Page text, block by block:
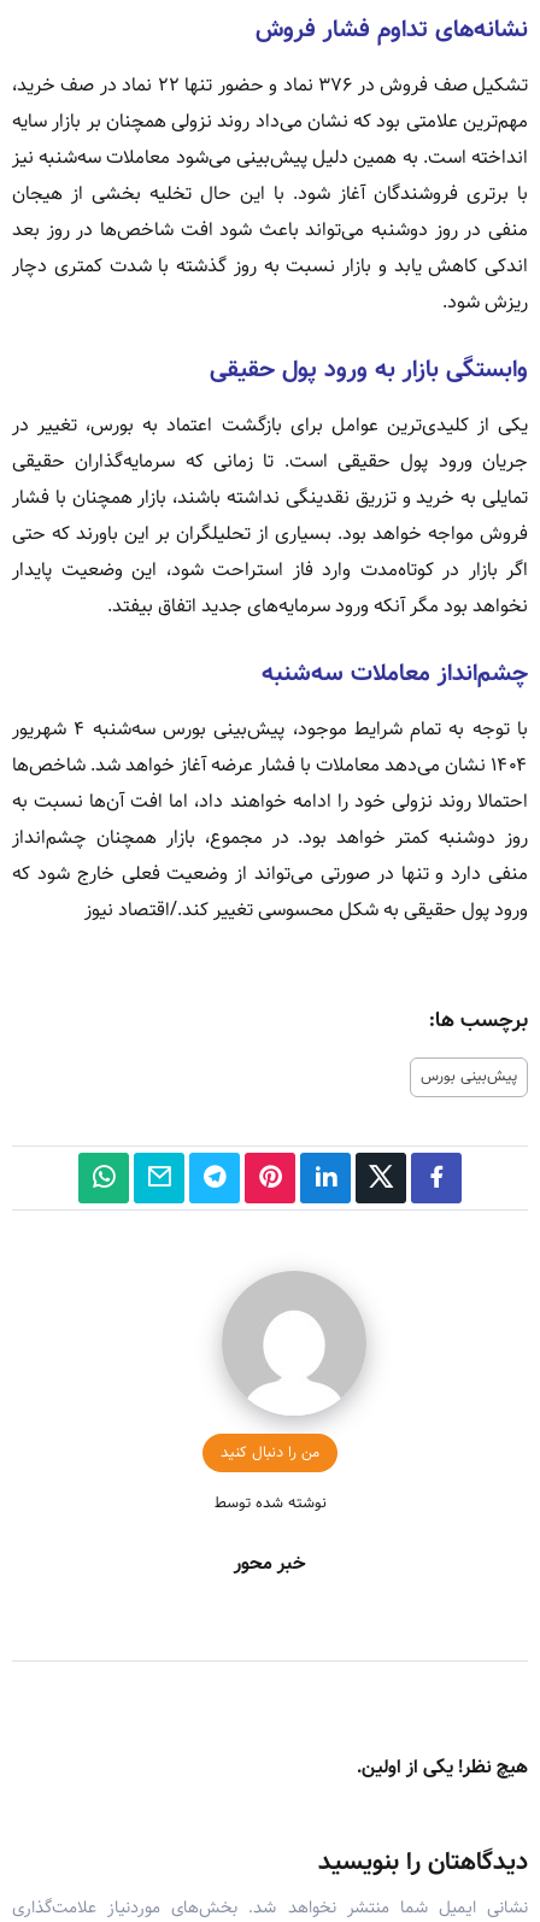
نشانه‌های تداوم فشار فروش
تشکیل صف فروش در ۳۷۶ نماد و حضور تنها ۲۲ نماد در صف خرید،
مهم‌ترین علامتی بود که نشان می‌داد روند نزولی همچنان بر بازار سایه
انداخته است. به همین دلیل پیش‌بینی می‌شود معاملات سه‌شنبه نیز
با برتری فروشندگان آغاز شود. با این حال تخلیه بخشی از هیجان
منفی در روز دوشنبه می‌تواند باعث شود افت شاخص‌ها در روز بعد
اندکی کاهش یابد و بازار نسبت به روز گذشته با شدت کمتری دچار
ریزش شود.
وابستگی بازار به ورود پول حقیقی
یکی از کلیدی‌ترین عوامل برای بازگشت اعتماد به بورس، تغییر در
جریان ورود پول حقیقی است. تا زمانی که سرمایه‌گذاران حقیقی
تمایلی به خرید و تزریق نقدینگی نداشته باشند، بازار همچنان با فشار
فروش مواجه خواهد بود. بسیاری از تحلیلگران بر این باورند که حتی
اگر بازار در کوتاه‌مدت وارد فاز استراحت شود، این وضعیت پایدار
نخواهد بود مگر آنکه ورود سرمایه‌های جدید اتفاق بیفتد.
چشم‌انداز معاملات سه‌شنبه
با توجه به تمام شرایط موجود، پیش‌بینی بورس سه‌شنبه ۴ شهریور
۱۴۰۴ نشان می‌دهد معاملات با فشار عرضه آغاز خواهد شد. شاخص‌ها
احتمالا روند نزولی خود را ادامه خواهند داد، اما افت آن‌ها نسبت به
روز دوشنبه کمتر خواهد بود. در مجموع، بازار همچنان چشم‌انداز
منفی دارد و تنها در صورتی می‌تواند از وضعیت فعلی خارج شود که
ورود پول حقیقی به شکل محسوسی تغییر کند./اقتصاد نیوز
برچسب ها:
پیش‌بینی بورس
من را دنبال کنید
نوشته شده توسط
خبر محور
هیچ نظر! یکی از اولین.
دیدگاهتان را بنویسید
نشانی ایمیل شما منتشر نخواهد شد. بخش‌های موردنیاز علامت‌گذاری